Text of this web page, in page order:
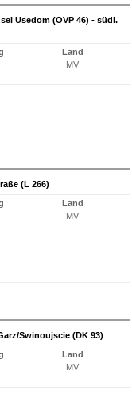
Usedom (OVP 46) - südl.
Land
MV
(L 266)
Land
MV
Swinoujscie (DK 93)
Land
MV